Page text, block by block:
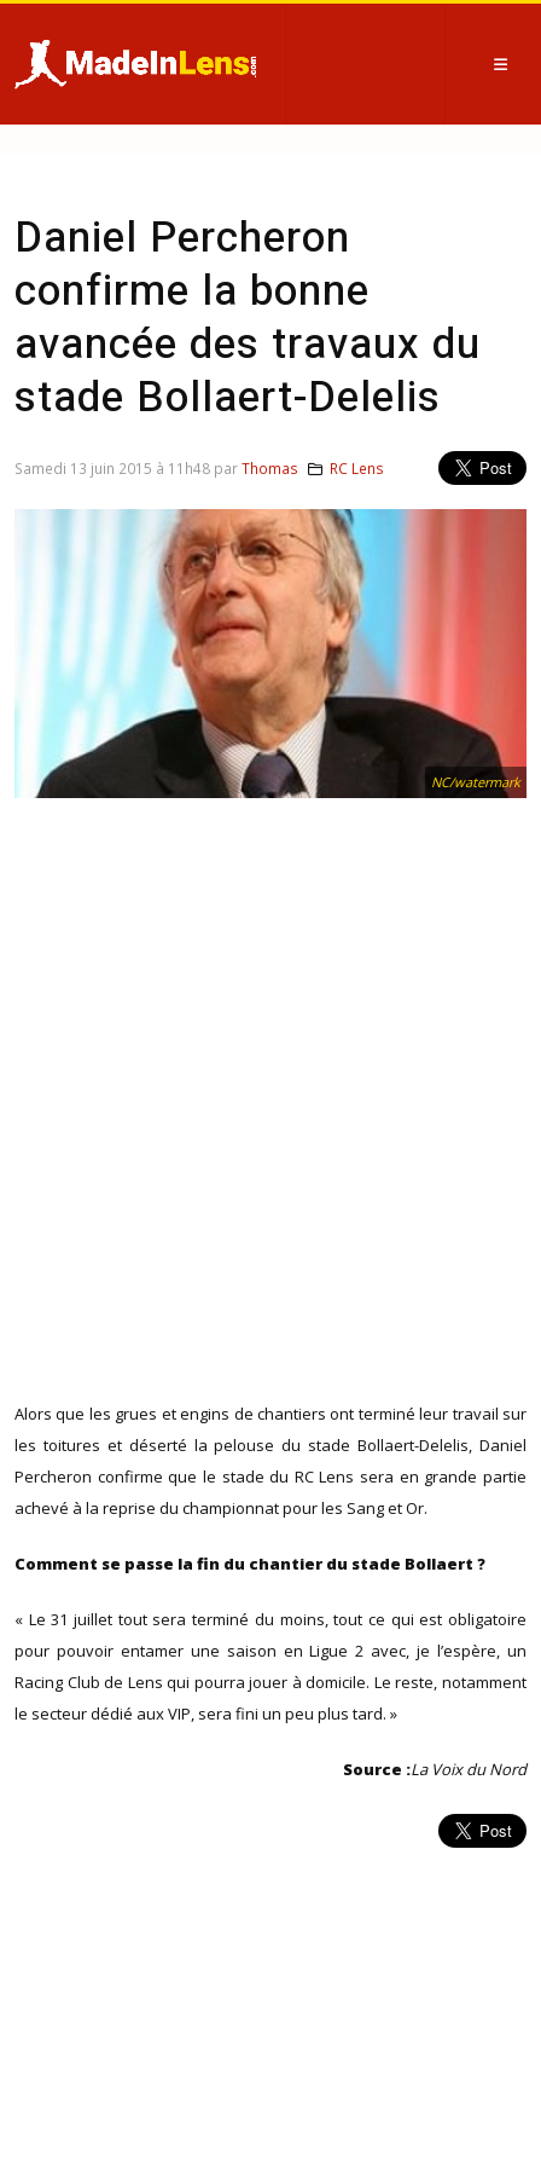
Daniel Percheron
confirme la bonne
avancée des travaux du
stade Bollaert-Delelis
NC/watermark
Alors que les grues et engins de chantiers ont terminé leur travail sur
les toitures et déserté la pelouse du stade Bollaert-Delelis, Daniel
Percheron confirme que le stade du RC Lens sera en grande partie
achevé à la reprise du championnat pour les Sang et Or.
Comment se passe la fin du chantier du stade Bollaert ?
« Le 31 juillet tout sera terminé du moins, tout ce qui est obligatoire
pour pouvoir entamer une saison en Ligue 2 avec, je l’espère, un
Racing Club de Lens qui pourra jouer à domicile. Le reste, notamment
le secteur dédié aux VIP, sera fini un peu plus tard. »
Source :La Voix du Nord
Samedi 13 juin 2015 à 11h48 parThomas RC Lens